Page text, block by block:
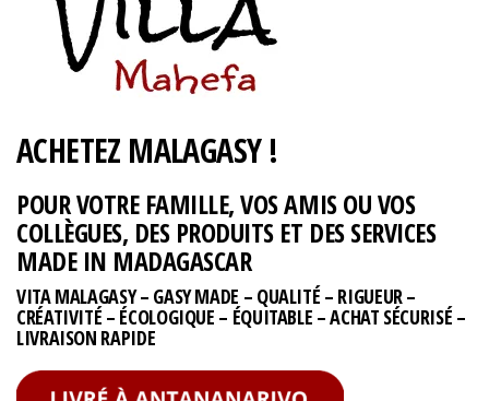
ACHETEZ MALAGASY !
POUR VOTRE FAMILLE, VOS AMIS OU VOS
COLLÈGUES, DES PRODUITS ET DES SERVICES
MADE IN MADAGASCAR
VITA MALAGASY – GASY MADE – QUALITÉ – RIGUEUR –
CRÉATIVITÉ – ÉCOLOGIQUE – ÉQUITABLE – ACHAT SÉCURISÉ –
LIVRAISON RAPIDE